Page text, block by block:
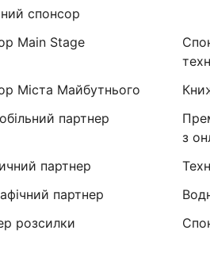
спонсор
Main Stage
Міста Майбутнього
партнер
з
партнер
партнер
розсилки